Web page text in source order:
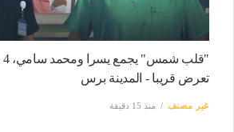
تعرض قريبا - المدينة برس
غير مصنف منذ 15 دقيقة